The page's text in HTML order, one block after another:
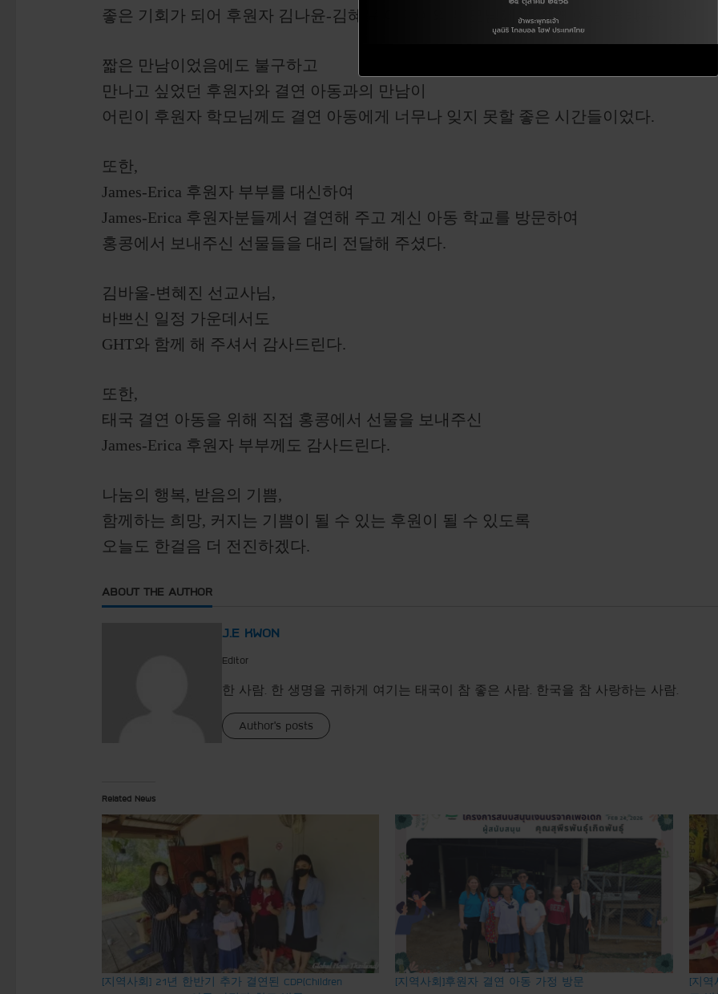
좋은 기회가 되어 후원자 김나윤-김혜윤 어린이의 부모님께서 결연 아동을 방문하였다.
짧은 만남이었음에도 불구하고
만나고 싶었던 후원자와 결연 아동과의 만남이
어린이 후원자 학모님께도 결연 아동에게 너무나 잊지 못할 좋은 시간들이었다.
또한,
James-Erica 후원자 부부를 대신하여
James-Erica 후원자분들께서 결연해 주고 계신 아동 학교를 방문하여
홍콩에서 보내주신 선물들을 대리 전달해 주셨다.
김바울-변혜진 선교사님,
바쁘신 일정 가운데서도
GHT와 함께 해 주셔서 감사드린다.
또한,
태국 결연 아동을 위해 직접 홍콩에서 선물을 보내주신
James-Erica 후원자 부부께도 감사드린다.
나눔의 행복, 받음의 기쁨,
함께하는 희망, 커지는 기쁨이 될 수 있는 후원이 될 수 있도록
오늘도 한걸음 더 전진하겠다.
ABOUT THE AUTHOR
J.E KWON
Editor
한 사람. 한 생명을 귀하게 여기는 태국이 참 좋은 사람. 한국을 참 사랑하는 사람.
Author's posts
Related News
[지역사회] 21년 한반기 추가 결연된 CDP(Children
[지역사회]후원자 결연 아동 가정 방문
[지